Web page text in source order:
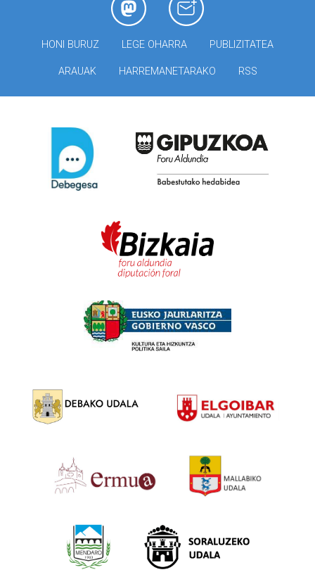
HONI BURUZ LEGE OHARRA PUBLIZITATEA
ARAUAK HARREMANETARAKO RSS